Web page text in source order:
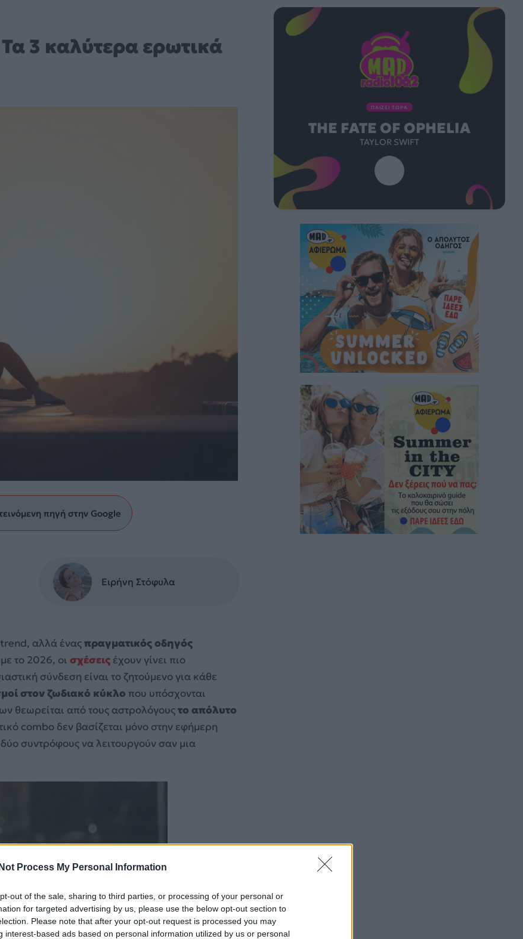
Process My Personal Information
out of the sale, sharing to third parties, or processing of your personal or
for targeted advertising by us, please use the below opt-out section to
Please note that after your opt-out request is processed you may
interest-based ads based on personal information utilized by us or personal
3 καλύτερα ερωτικά
πηγή στην Google
Ειρήνη Στόφυλα
αλλά έναςπραγματικός οδηγός
το 2026, οι σχέσεις έχουν γίνει πιο
σύνδεση είναι το ζητούμενο για κάθε
στον ζωδιακό κύκλο που υπόσχονται
θεωρείται από τους αστρολόγουςτο απόλυτο
combo δεν βασίζεται μόνο στην εφήμερη
συντρόφους να λειτουργούν σαν μια
ΠΑΙΖΕΙ ΤΩΡΑ
THE FATE OF OPHELIA
TAYLOR SWIFT